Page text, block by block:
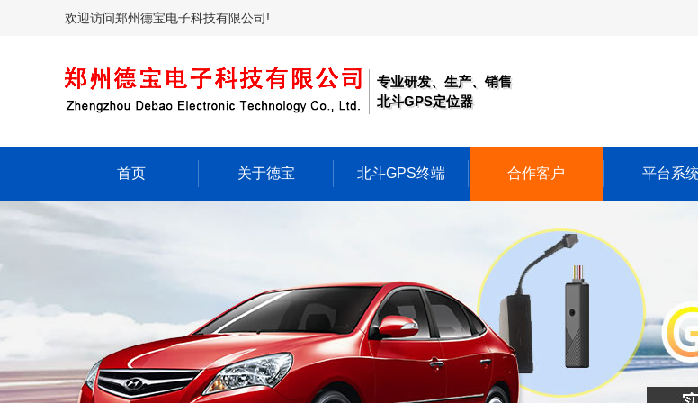
欢迎访问郑州德宝电子科技有限公司!
专业研发、生产、销售
北斗GPS定位器
首页 关于德宝 北斗GPS终端 合作客户 平台系